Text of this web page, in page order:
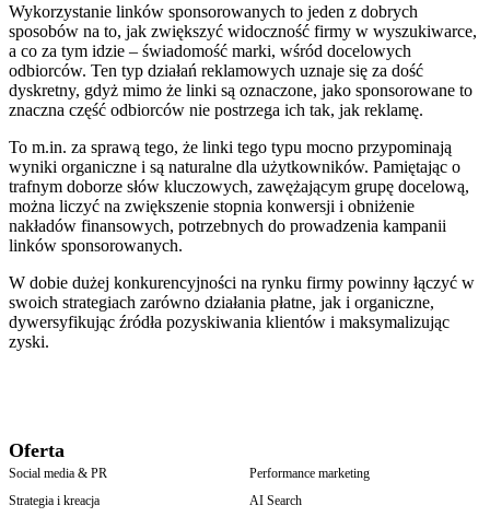
Wykorzystanie linków sponsorowanych to jeden z dobrych
sposobów na to, jak zwiększyć widoczność firmy w wyszukiwarce,
a co za tym idzie – świadomość marki, wśród docelowych
odbiorców. Ten typ działań reklamowych uznaje się za dość
dyskretny, gdyż mimo że linki są oznaczone, jako sponsorowane to
znaczna część odbiorców nie postrzega ich tak, jak reklamę.
To m.in. za sprawą tego, że linki tego typu mocno przypominają
wyniki organiczne i są naturalne dla użytkowników. Pamiętając o
trafnym doborze słów kluczowych, zawężającym grupę docelową,
można liczyć na zwiększenie stopnia konwersji i obniżenie
nakładów finansowych, potrzebnych do prowadzenia kampanii
linków sponsorowanych.
W dobie dużej konkurencyjności na rynku firmy powinny łączyć w
swoich strategiach zarówno działania płatne, jak i organiczne,
dywersyfikując źródła pozyskiwania klientów i maksymalizując
zyski.
Oferta
Social media & PR
Performance marketing
Strategia i kreacja
AI Search